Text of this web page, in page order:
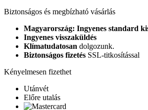
Biztonságos és megbízható vásárlás
Magyarország: Ingyenes standard
Ingyenes visszaküldés
Klímatudatosan dolgozunk.
Biztonságos fizetés SSL-titkosítással
Kényelmesen fizethet
Utánvét
Előre utalás